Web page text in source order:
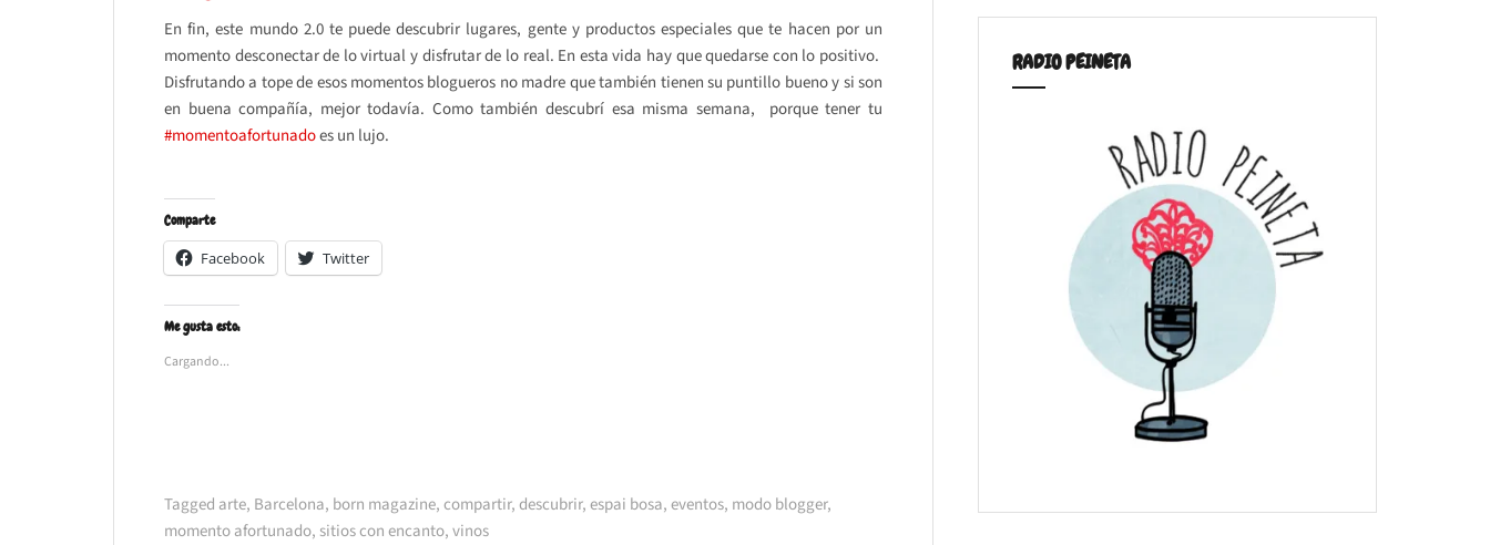
En fin, este mundo 2.0 te puede descubrir lugares, gente y productos especiales que te hacen por un
momento desconectar de lo virtual y disfrutar de lo real. En esta vida hay que quedarse con lo positivo.
Disfrutando a tope de esos momentos blogueros no madre que también tienen su puntillo bueno y si son
en buena compañía, mejor todavía. Como también descubrí esa misma semana, porque tener tu
#momentoafortunadoes un lujo.
Comparte
Facebook Twitter
Me gusta esto:
Cargando...
Tagged arte, Barcelona, born magazine,compartir,descubrir,espai bosa,eventos, modo blogger,
momento afortunado, sitios con encanto,vinos
RADIO PEINETA